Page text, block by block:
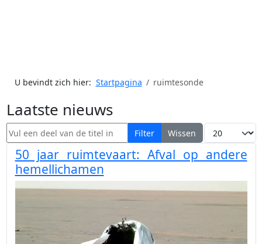
U bevindt zich hier: Startpagina ruimtesonde
Laatste nieuws
Vul een deel van de titel in Filter Wissen Toon #
50 jaar ruimtevaart: Afval op andere
hemellichamen